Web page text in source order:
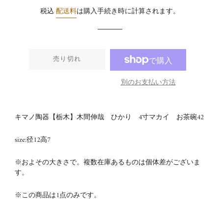
価
価
税込 配送料は購入手続き時に計算されます。
売り切れ
別のお支払い方法
キマノ陶器【栃木】木間伸哉 ひかり 4寸マカイ お茶碗42
size:径12高7
※およその大きさで。複数在庫あるものは個体差がございま
す。
※この商品は1点のみです。